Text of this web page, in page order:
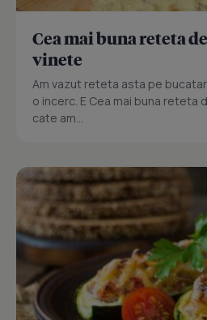
Cea mai buna reteta
vinete
Am vazut reteta asta pe
o incerc. E Cea mai buna reteta
cate am...